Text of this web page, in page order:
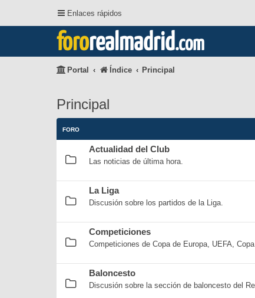
Enlaces rápidos
fororealmadrid.com
Portal Índice Principal
Principal
FORO
Actualidad del Club
Las noticias de última hora.
La Liga
Discusión sobre los partidos de la Liga.
Competiciones
Competiciones de Copa de Europa, UEFA, Copa
Baloncesto
Discusión sobre la sección de baloncesto del